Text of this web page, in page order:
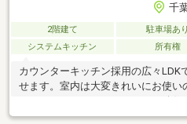
千
2階建て 駐車場あり
システムキッチン
所有権
カウンターキッチン採用の広々LDK
せます。室内は大変きれいにお使い
でアウトドアやガーデニングも楽し